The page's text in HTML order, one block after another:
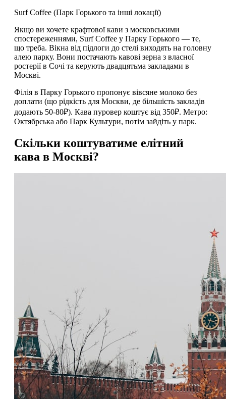
Surf Coffee (Парк Горького та інші локації)
Якщо ви хочете крафтової кави з московськими
спостереженнями, Surf Coffee у Парку Горького — те,
що треба. Вікна від підлоги до стелі виходять на головну
алею парку. Вони постачають кавові зерна з власної
ростерії в Сочі та керують двадцятьма закладами в
Москві.
Філія в Парку Горького пропонує вівсяне молоко без
доплати (що рідкість для Москви, де більшість закладів
додають 50-80₽). Кава пуровер коштує від 350₽. Метро:
Октябрська або Парк Культури, потім зайдіть у парк.
Скільки коштуватиме елітний
кава в Москві?